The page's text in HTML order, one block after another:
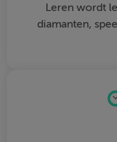
Leren wordt
diamanten,